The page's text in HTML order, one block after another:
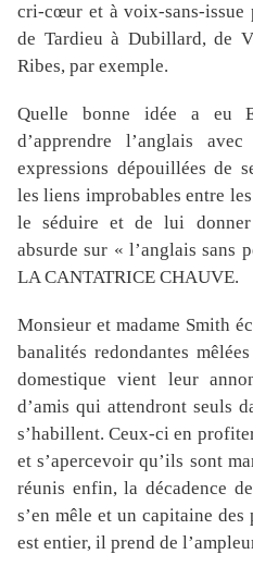
cri-cœur et à voix-sans-issue
de Tardieu à Dubillard, de
Ribes, par exemple.
Quelle bonne idée a eu
d’apprendre l’anglais
expressions dépouillées de
les liens improbables entre
le séduire et de lui donner
absurde sur « l’anglais sans
LA CANTATRICE CHAUVE.
Monsieur et madame Smith
banalités redondantes
domestique vient leur
d’amis qui attendront seuls
s’habillent. Ceux-ci en
et s’apercevoir qu’ils sont
réunis enfin, la décadence
s’en mêle et un capitaine
est entier, il prend de